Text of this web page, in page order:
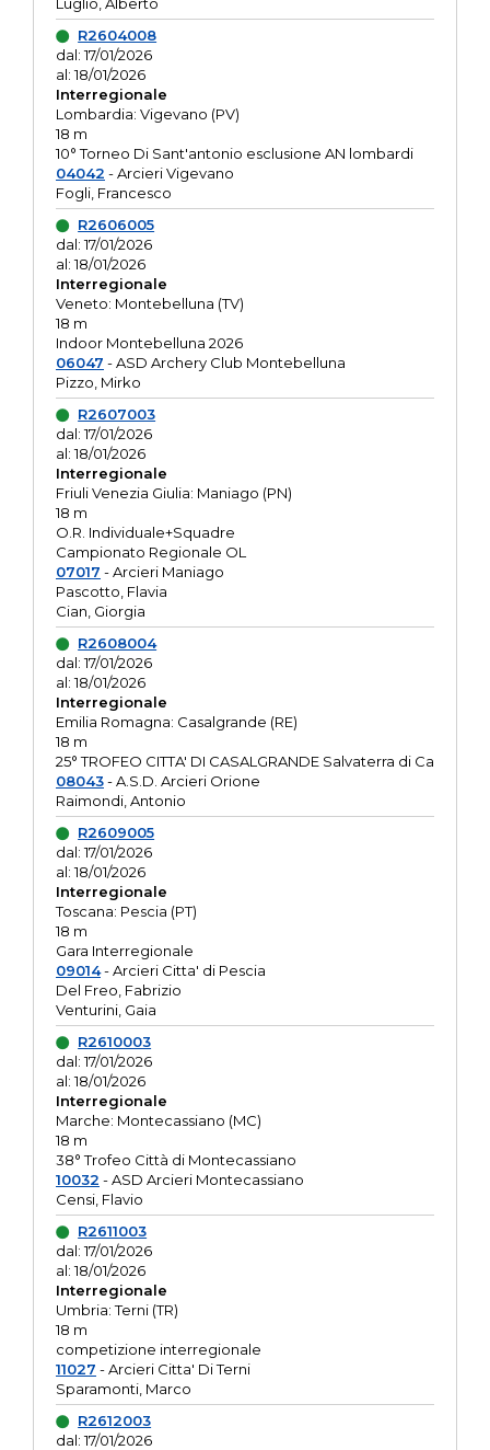
R2604008
dal: 17/01/2026
al: 18/01/2026
Interregionale
Lombardia: Vigevano (PV)
18 m
10° Torneo Di Sant'antonio esclusione AN lombardi
04042 - Arcieri Vigevano
Fogli, Francesco
R2606005
dal: 17/01/2026
al: 18/01/2026
Interregionale
Veneto: Montebelluna (TV)
18 m
Indoor Montebelluna 2026
06047 - ASD Archery Club Montebelluna
Pizzo, Mirko
R2607003
dal: 17/01/2026
al: 18/01/2026
Interregionale
Friuli Venezia Giulia: Maniago (PN)
18 m
O.R. Individuale+Squadre
Campionato Regionale OL
07017 - Arcieri Maniago
Pascotto, Flavia
Cian, Giorgia
R2608004
dal: 17/01/2026
al: 18/01/2026
Interregionale
Emilia Romagna: Casalgrande (RE)
18 m
25° TROFEO CITTA' DI CASALGRANDE Salvaterra di Ca
08043- A.S.D. Arcieri Orione
Raimondi, Antonio
R2609005
dal: 17/01/2026
al: 18/01/2026
Interregionale
Toscana: Pescia (PT)
18 m
Gara Interregionale
09014- Arcieri Citta' di Pescia
Del Freo, Fabrizio
Venturini, Gaia
R2610003
dal: 17/01/2026
al: 18/01/2026
Interregionale
Marche: Montecassiano (MC)
18 m
38° Trofeo Città di Montecassiano
10032 - ASD Arcieri Montecassiano
Censi, Flavio
R2611003
dal: 17/01/2026
al: 18/01/2026
Interregionale
Umbria: Terni (TR)
18 m
competizione interregionale
11027 - Arcieri Citta' Di Terni
Sparamonti, Marco
R2612003
dal: 17/01/2026